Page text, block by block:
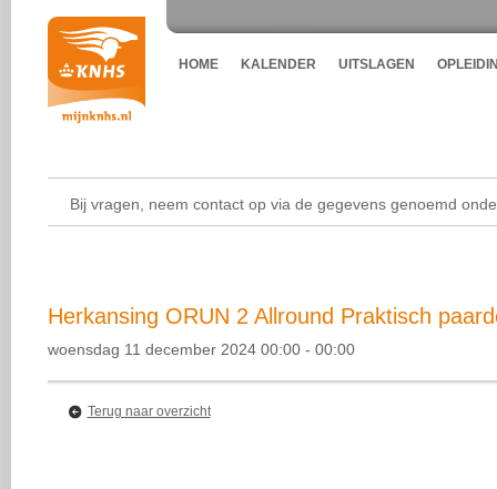
HOME KALENDER UITSLAGEN
Bij vragen, neem contact op via de gegevens genoemd
Herkansing ORUN 2 Allround Praktisch
woensdag 11 december 2024 00:00 - 00:00
Terug naar overzicht